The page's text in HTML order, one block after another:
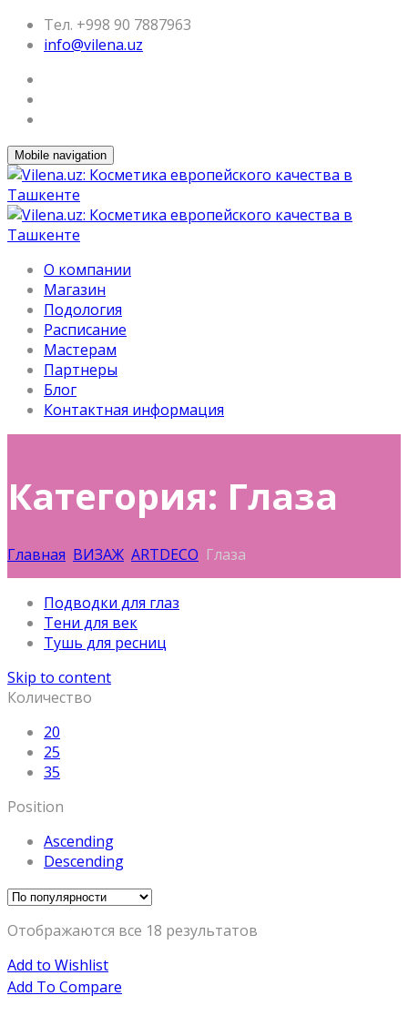
Тел. +998 90 7887963
info@vilena.uz
Mobile navigation
О компании
Магазин
Подология
Расписание
Мастерам
Партнеры
Блог
Контактная информация
Категория: Глаза
Главная ВИЗАЖ ARTDECO Глаза
Подводки для глаз
Тени для век
Тушь для ресниц
Skip to content
Количество
20
25
35
Position
Ascending
Descending
Отображаются все 18 результатов
Add to Wishlist
Add To Compare